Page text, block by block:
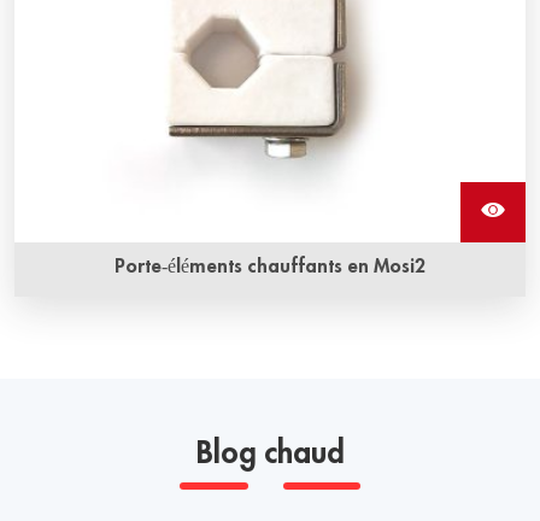
Porte-éléments chauffants en Mosi2
Blog chaud